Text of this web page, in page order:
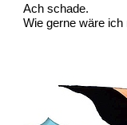
Ach schade.
Wie gerne wäre